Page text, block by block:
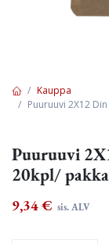
Kauppa
Puuruuvi 2X12
Puuruuvi
20kpl/
9,34€ sis. ALV